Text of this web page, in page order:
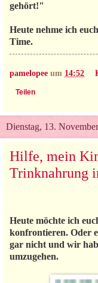
gehört!"
Heute nehme ich
Time.
pamelopee um 14:52
Teilen
Dienstag, 13.
Hilfe, mein
Trinknahrung
Heute möchte ich
konfrontieren. Oder
gar nicht und wir
umzugehen.